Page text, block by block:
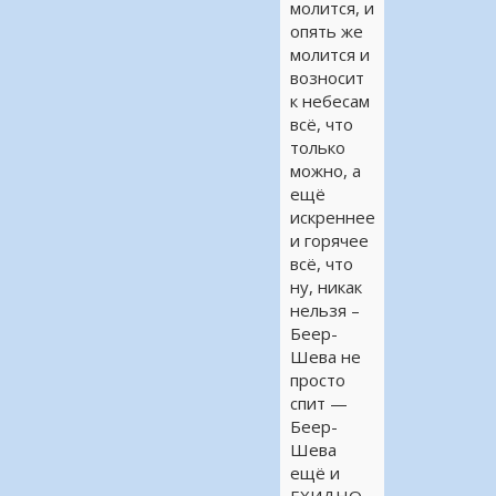
молится, и
опять же
молится и
возносит
к небесам
всё, что
только
можно, а
ещё
искреннее
и горячее
всё, что
ну, никак
нельзя –
Беер-
Шева не
просто
спит —
Беер-
Шева
ещё и